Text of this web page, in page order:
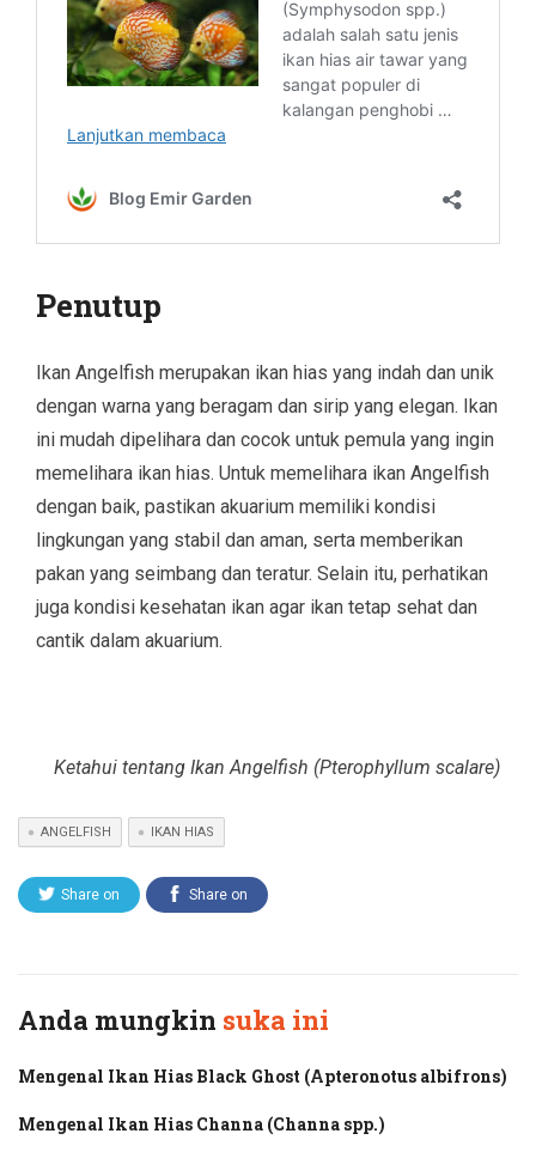
Penutup
Ikan Angelfish merupakan ikan hias yang indah dan unik
dengan warna yang beragam dan sirip yang elegan. Ikan
ini mudah dipelihara dan cocok untuk pemula yang ingin
memelihara ikan hias. Untuk memelihara ikan Angelfish
dengan baik, pastikan akuarium memiliki kondisi
lingkungan yang stabil dan aman, serta memberikan
pakan yang seimbang dan teratur. Selain itu, perhatikan
juga kondisi kesehatan ikan agar ikan tetap sehat dan
cantik dalam akuarium.
Ketahui tentang Ikan Angelfish (Pterophyllum scalare)
ANGELFISH IKAN HIAS
Share on Share on
Anda mungkin suka ini
Mengenal Ikan Hias Black Ghost (Apteronotus albifrons)
Mengenal Ikan Hias Channa (Channa spp.)